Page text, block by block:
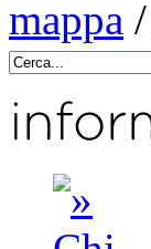
mappa /